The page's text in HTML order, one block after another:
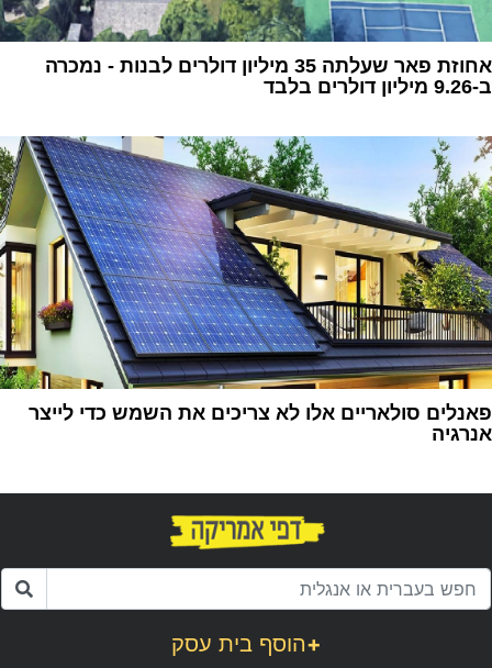
‏אחוזת פאר שעלתה 35 מיליון דולרים לבנות - נמכרה
ב-9.26 מיליון דולרים בלבד‏
פאנלים סולאריים אלו לא צריכים את השמש כדי לייצר
אנרגיה
הוסף בית עסק+